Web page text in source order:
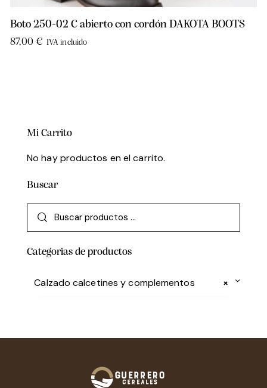
Boto 250-02 C abierto con cordón DAKOTA BOOTS
87,00 € IVA incluido
Mi Carrito
No hay productos en el carrito.
Buscar
Categorias de productos
×
Calzado calcetines y complementos